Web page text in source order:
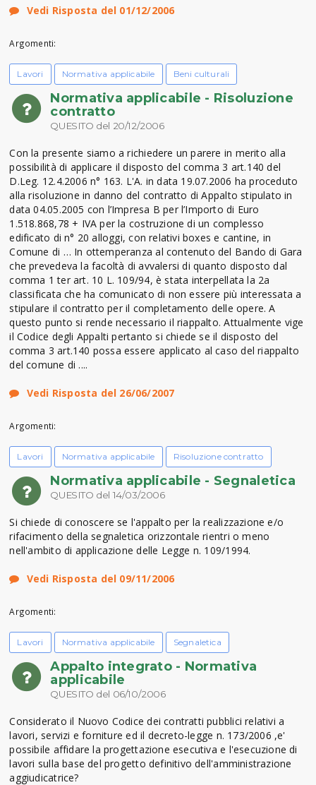
Vedi Risposta del 01/12/2006
Argomenti:
Lavori Normativa applicabile Beni culturali
Normativa applicabile - Risoluzione
contratto
QUESITO del 20/12/2006
Con la presente siamo a richiedere un parere in merito alla
possibilità di applicare il disposto del comma 3 art.140 del
D.Leg. 12.4.2006 n° 163. L'A. in data 19.07.2006 ha proceduto
alla risoluzione in danno del contratto di Appalto stipulato in
data 04.05.2005 con l’Impresa B per l’Importo di Euro
1.518.868,78 + IVA per la costruzione di un complesso
edificato di n° 20 alloggi, con relativi boxes e cantine, in
Comune di … In ottemperanza al contenuto del Bando di Gara
che prevedeva la facoltà di avvalersi di quanto disposto dal
comma 1 ter art. 10 L. 109/94, è stata interpellata la 2a
classificata che ha comunicato di non essere più interessata a
stipulare il contratto per il completamento delle opere. A
questo punto si rende necessario il riappalto. Attualmente vige
il Codice degli Appalti pertanto si chiede se il disposto del
comma 3 art.140 possa essere applicato al caso del riappalto
del comune di ....
Vedi Risposta del 26/06/2007
Argomenti:
Lavori Normativa applicabile Risoluzione contratto
Normativa applicabile - Segnaletica
QUESITO del 14/03/2006
Si chiede di conoscere se l'appalto per la realizzazione e/o
rifacimento della segnaletica orizzontale rientri o meno
nell'ambito di applicazione delle Legge n. 109/1994.
Vedi Risposta del 09/11/2006
Argomenti:
Lavori Normativa applicabile Segnaletica
Appalto integrato - Normativa
applicabile
QUESITO del 06/10/2006
Considerato il Nuovo Codice dei contratti pubblici relativi a
lavori, servizi e forniture ed il decreto-legge n. 173/2006 ,e'
possibile affidare la progettazione esecutiva e l'esecuzione di
lavori sulla base del progetto definitivo dell'amministrazione
aggiudicatrice?